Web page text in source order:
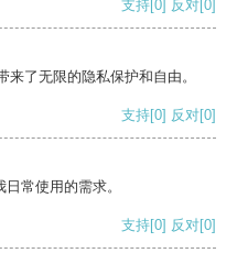
支持[0] 反对[0]
了无限的隐私保护和自由。
支持[0] 反对[0]
常使用的需求。
支持[0] 反对[0]